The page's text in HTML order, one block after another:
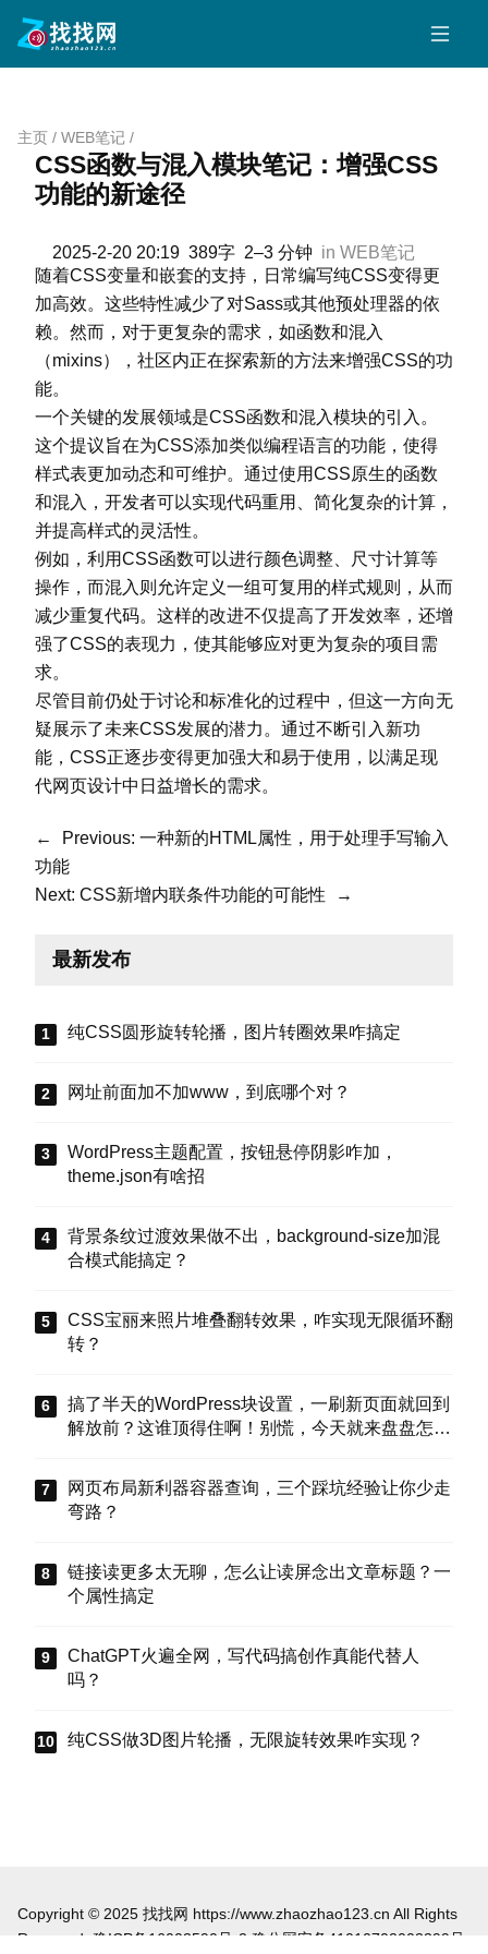
内
主页 / WEB笔记 /
CSS函数与混入模块笔记：增强CSS
功能的新途径
2025-2-20 20:19 389字 2–3 分钟 in WEB笔记
随着CSS变量和嵌套的支持，日常编写纯CSS变得更
加高效。这些特性减少了对Sass或其他预处理器的依
赖。然而，对于更复杂的需求，如函数和混入
（mixins），社区内正在探索新的方法来增强CSS的功
能。
一个关键的发展领域是CSS函数和混入模块的引入。
这个提议旨在为CSS添加类似编程语言的功能，使得
样式表更加动态和可维护。通过使用CSS原生的函数
和混入，开发者可以实现代码重用、简化复杂的计算，
并提高样式的灵活性。
例如，利用CSS函数可以进行颜色调整、尺寸计算等
操作，而混入则允许定义一组可复用的样式规则，从而
减少重复代码。这样的改进不仅提高了开发效率，还增
强了CSS的表现力，使其能够应对更为复杂的项目需
求。
尽管目前仍处于讨论和标准化的过程中，但这一方向无
疑展示了未来CSS发展的潜力。通过不断引入新功
能，CSS正逐步变得更加强大和易于使用，以满足现
代网页设计中日益增长的需求。
← Previous: 一种新的HTML属性，用于处理手写输入
功能
Next: CSS新增内联条件功能的可能性 →
最新发布
纯CSS圆形旋转轮播，图片转圈效果咋搞定
网址前面加不加www，到底哪个对？
WordPress主题配置，按钮悬停阴影咋加，
theme.json有啥招
背景条纹过渡效果做不出，background-size加混
合模式能搞定？
CSS宝丽来照片堆叠翻转效果，咋实现无限循环翻
转？
搞了半天的WordPress块设置，一刷新页面就回到
解放前？这谁顶得住啊！别慌，今天就来盘盘怎么
车”。
网页布局新利器容器查询，三个踩坑经验让你少走
弯路？
链接读更多太无聊，怎么让读屏念出文章标题？一
个属性搞定
ChatGPT火遍全网，写代码搞创作真能代替人
吗？
纯CSS做3D图片轮播，无限旋转效果咋实现？
Copyright © 2025 找找网 https://www.zhaozhao123.cn All Rights
Reserved. 豫ICP备16003590号-2 豫公网安备41010702003399号